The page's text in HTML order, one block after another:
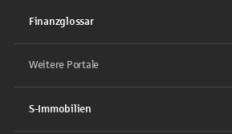
Finanzglossar
Weitere Portale
S-Immobilien